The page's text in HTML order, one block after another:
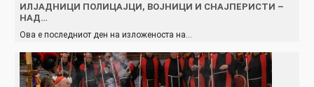
ИЛЈАДНИЦИ ПОЛИЦАЈЦИ, ВОЈНИЦИ И СНАЈПЕРИСТИ –
НАД…
Ова е последниот ден на изложеноста на…